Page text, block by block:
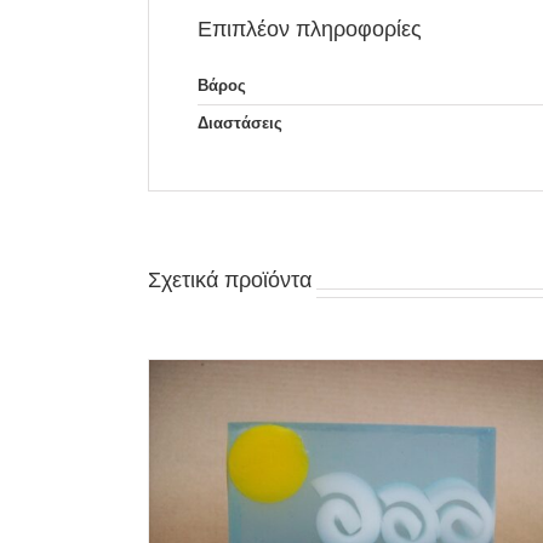
Επιπλέον πληροφορίες
Βάρος
Διαστάσεις
Σχετικά προϊόντα
ΠΡΟΣΘΉΚΗ ΣΤΟ ΚΑΛΆΘΙ /
ΠΡΟΒΟΛΉ